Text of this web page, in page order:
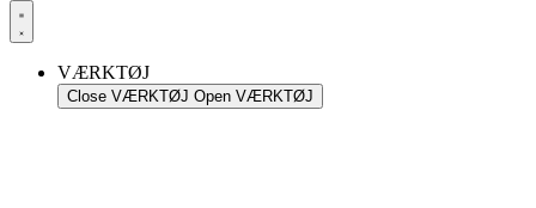
VÆRKTØJ
Close VÆRKTØJ Open VÆRKTØJ